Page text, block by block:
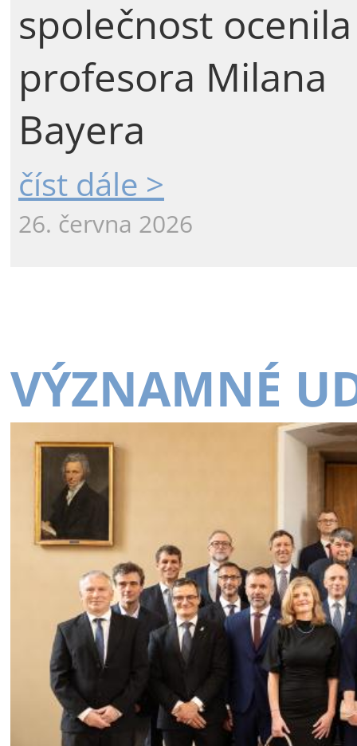
společnost ocenila
profesora Milana
Bayera
číst dále >
26. června 2026
VÝZNAMNÉ